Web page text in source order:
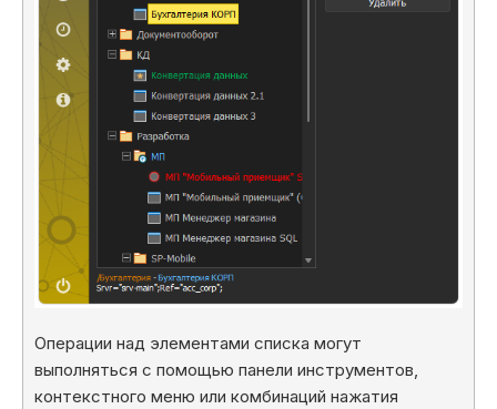
Операции над элементами списка могут
выполняться с помощью панели инструментов,
контекстного меню или комбинаций нажатия